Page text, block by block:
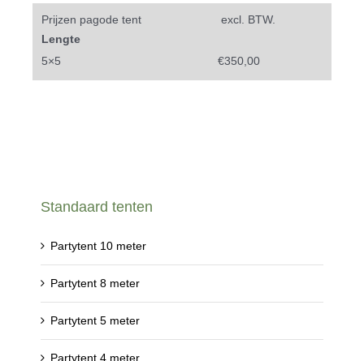
Prijzen pagode tent
excl. BTW.
Lengte
5×5
€350,00
Standaard tenten
Partytent 10 meter
Partytent 8 meter
Partytent 5 meter
Partytent 4 meter